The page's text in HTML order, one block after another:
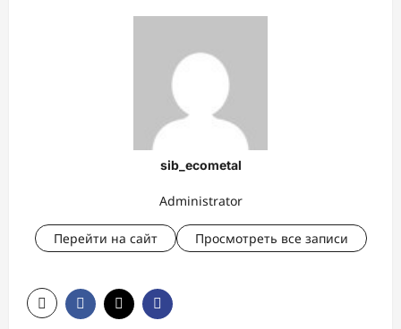
sib_ecometal
Administrator
Перейти на сайт Просмотреть все записи